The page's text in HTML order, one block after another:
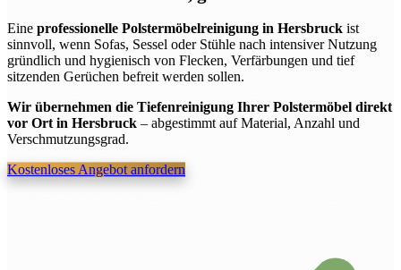
Eine professionelle Polstermöbelreinigung in Hersbruck ist
sinnvoll, wenn Sofas, Sessel oder Stühle nach intensiver Nutzung
gründlich und hygienisch von Flecken, Verfärbungen und tief
sitzenden Gerüchen befreit werden sollen.
Wir übernehmen die Tiefenreinigung Ihrer Polstermöbel direkt
vor Ort in Hersbruck– abgestimmt auf Material, Anzahl und
Verschmutzungsgrad.
Kostenloses Angebot anfordern